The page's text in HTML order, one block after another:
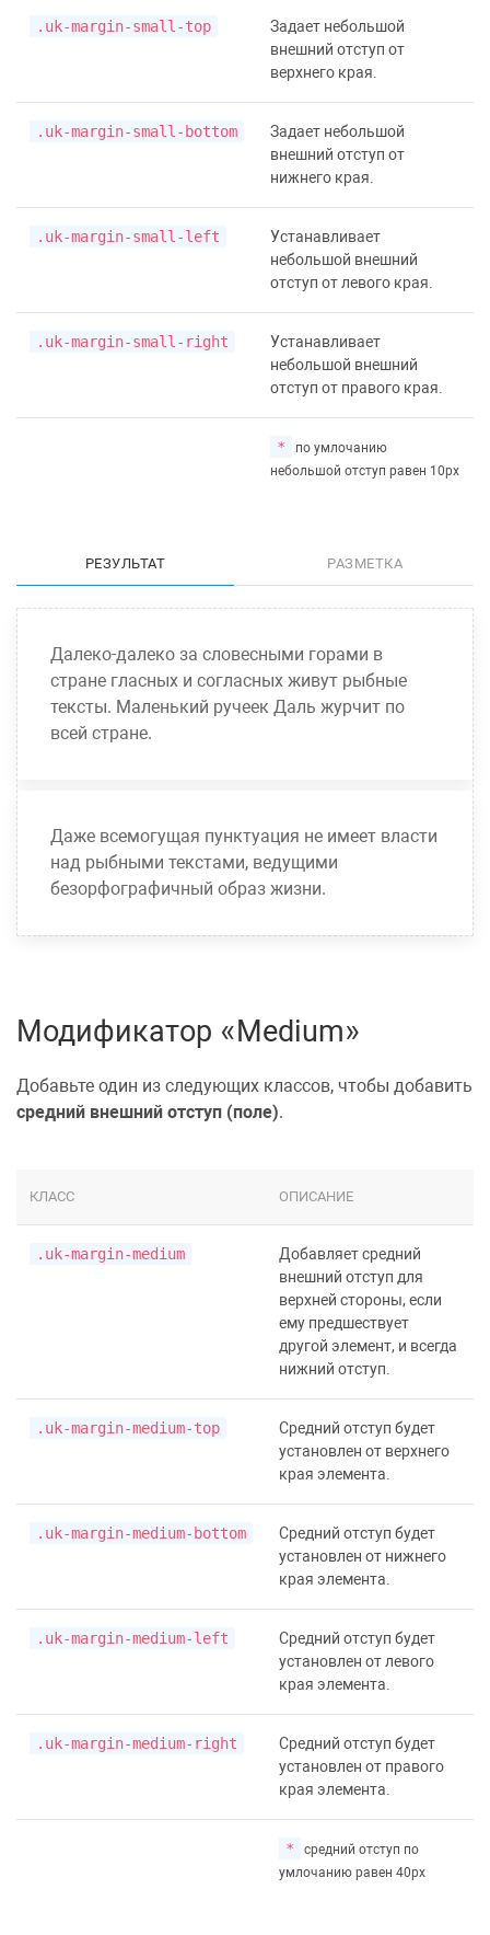
.uk-margin-small-top
Задает небольшой
внешний отступ от
верхнего края.
.uk-margin-small-bottom
Задает небольшой
внешний отступ от
нижнего края.
.uk-margin-small-left
Устанавливает
небольшой внешний
отступ от левого края.
.uk-margin-small-right
Устанавливает
небольшой внешний
отступ от правого края.
*
по умлочанию
небольшой отступ равен 10px
РЕЗУЛЬТАТ РАЗМЕТКА
Далеко-далеко за словесными горами в
стране гласных и согласных живут рыбные
тексты. Маленький ручеек Даль журчит по
всей стране.
Даже всемогущая пунктуация не имеет власти
над рыбными текстами, ведущими
безорфографичный образ жизни.
Модификатор «Medium»
Добавьте один из следующих классов, чтобы добавить
средний внешний отступ (поле).
КЛАСС ОПИСАНИЕ
.uk-margin-medium
Добавляет средний
внешний отступ для
верхней стороны, если
ему предшествует
другой элемент, и всегда
нижний отступ.
.uk-margin-medium-top
Средний отступ будет
установлен от верхнего
края элемента.
.uk-margin-medium-bottom
Средний отступ будет
установлен от нижнего
края элемента.
.uk-margin-medium-left
Средний отступ будет
установлен от левого
края элемента.
.uk-margin-medium-right
Средний отступ будет
установлен от правого
края элемента.
*
средний отступ по
умлочанию равен 40px